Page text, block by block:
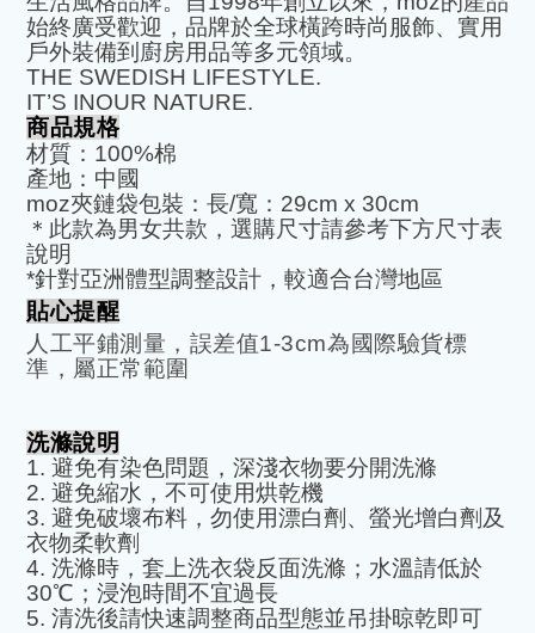
始終廣受歡迎，品牌於全球橫跨時尚服飾、實用
戶外裝備到廚房用品等多元領域。
THE SWEDISH LIFESTYLE.
IT’S INOUR NATURE.
商品規格
材質： 100%棉
產地：中國
moz夾鏈袋包裝：長/寬： 29cm x 30cm
＊此款為男女共款，選購尺寸請參考下方尺寸表
說明
*針對亞洲體型調整設計，較適合台灣地區
貼心提醒
人工平鋪測量，誤差值1-3cm為國際驗貨標
準，屬正常範圍
洗滌說明
1. 避免有染色問題，深淺衣物要分開洗滌
2. 避免縮水，不可使用烘乾機
3. 避免破壞布料，勿使用漂白劑、螢光增白劑及
衣物柔軟劑
4. 洗滌時，套上洗衣袋反面洗滌；水溫請低於
30℃ ；浸泡時間不宜過長
5. 清洗後請快速調整商品型態並吊掛晾乾即可